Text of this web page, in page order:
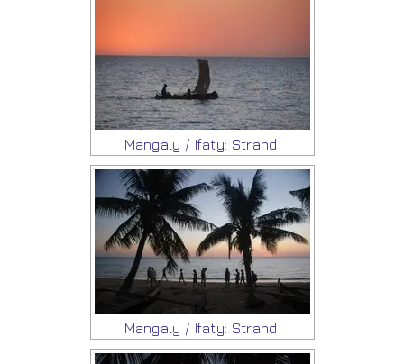
Mangaly / Ifaty: Strand
Mangaly / Ifaty: Strand